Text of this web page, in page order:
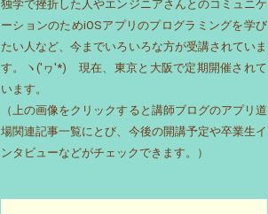
独学で挫折した人やエンジニアさんとのコミュニケ
ーションのためiOSアプリのプログラミングを学び
たい人など、今までいろいろな方が受講されていま
す。ヽ('ヮ'*)ゝ現在、東京と大阪で定期開催されて
います。
（上の画像をクリックすると講師ブログのアプリ道
場関連記事一覧にとび、今後の開講予定や卒業生イ
ンタビューなどがチェックできます。）